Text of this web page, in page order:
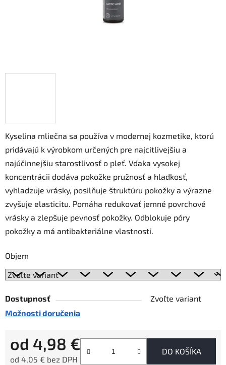
Kyselina mliečna sa používa v modernej kozmetike, ktorú
pridávajú k výrobkom určených pre najcitlivejšiu a
najúčinnejšiu starostlivosť o pleť. Vďaka vysokej
koncentrácii dodáva pokožke pružnosť a hladkosť,
vyhladzuje vrásky, posilňuje štruktúru pokožky a výrazne
zvyšuje elasticitu. Pomáha redukovať jemné povrchové
vrásky a zlepšuje pevnosť pokožky. Odblokuje póry
pokožky a má antibakteriálne vlastnosti.
Objem
Dostupnosť
Zvoľte variant
Možnosti doručenia
od 4,98 €
od 4,05 € bez DPH
DO KOŠÍKA